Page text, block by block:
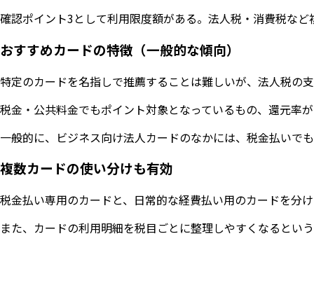
確認ポイント3として利用限度額がある。法人税・消費税な
おすすめカードの特徴（一般的な傾向）
特定のカードを名指しで推薦することは難しいが、法人税の
税金・公共料金でもポイント対象となっているもの、還元率
一般的に、ビジネス向け法人カードのなかには、税金払いで
複数カードの使い分けも有効
税金払い専用のカードと、日常的な経費払い用のカードを分
また、カードの利用明細を税目ごとに整理しやすくなると